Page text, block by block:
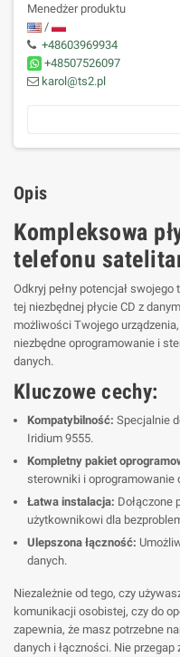
Menedżer produktu
/
+48603969934
+48507526097
karol@ts2.pl
Opis
Kompleksowa
telefonu
Odkryj pełny potencjał
tej niezbędnej płycie CD z
możliwości Twojego
niezbędne oprogramowanie i
danych.
Kluczowe cechy:
Kompatybilność: Specjalnie
Iridium 9555.
Kompletny pakiet
sterowniki i oprogramowanie
Łatwa instalacja: Dołączone
użytkownikowi dla
Ulepszona łączność:
danych.
Niezależnie od tego, czy
komunikacji osobistej, czy do
zapewnia, że masz potrzebne
danych i łączności. Nie